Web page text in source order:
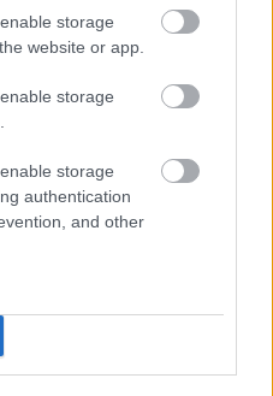
storage
website or app.
storage
storage
authentication
and other
•2019. június 06.
köszönhetően
betegségek
palettája, azaz
amelyek
pácienseink (az
nem mehetünk el szó